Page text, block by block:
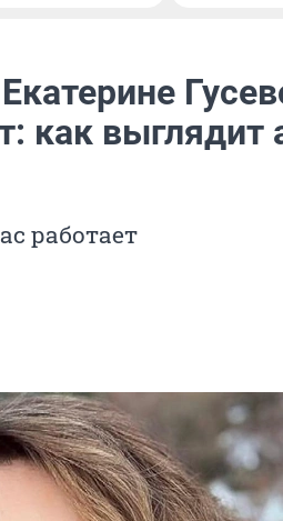
как выглядит
работает